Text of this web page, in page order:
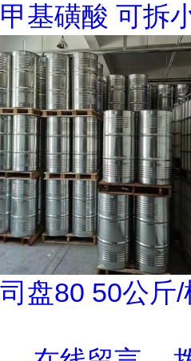
甲基磺酸 可拆
司盘80 50公斤